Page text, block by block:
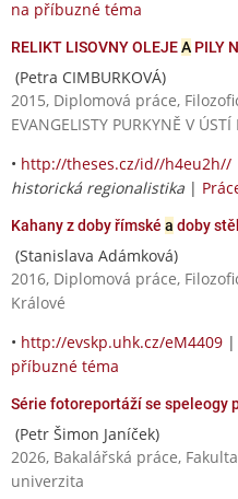
na příbuzné téma
RELIKT LISOVNY OLEJEA PILY
(Petra CIMBURKOVÁ)
2015, Diplomová práce,
EVANGELISTY PURKYNĚ V
• http://theses.cz/id//h4eu2h//
historická regionalistika |
Kahany z doby římské a doby
(Stanislava Adámková)
2016, Diplomová práce,
Králové
• http://evskp.uhk.cz/eM4409 |
příbuzné téma
Série fotoreportáží se speleogy
(Petr Šimon Janíček)
2026, Bakalářská práce,
univerzita